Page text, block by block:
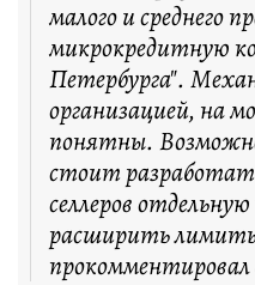
малого и среднего
микрокредитную
Петербурга".
организацией, на
понятны.
стоит
селлеров
расширить
прокомментировал